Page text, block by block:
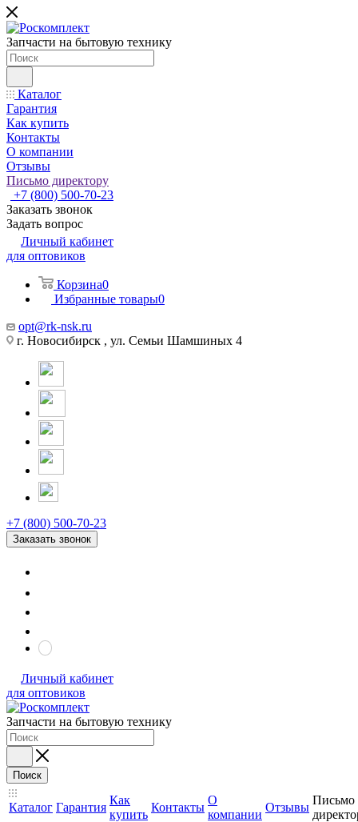
Запчасти на бытовую технику
Каталог
Гарантия
Как купить
Контакты
О компании
Отзывы
Письмо директору
+7 (800) 500-70-23
Заказать звонок
Задать вопрос
Личный кабинет
для оптовиков
Корзина0
Избранные товары0
opt@rk-nsk.ru
г. Новосибирск , ул. Семьи Шамшиных 4
+7 (800) 500-70-23
Заказать звонок
Личный кабинет
для оптовиков
Запчасти на бытовую технику
Поиск
Каталог Гарантия
Как
купить
Контакты
О
компании
Отзывы
Письмо